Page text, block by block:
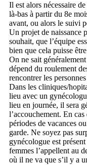
Il est alors nécessaire
là-bas à partir du 8e
avant, ou alors le suivi
Un projet de naissance
souhait, que l’équipe
bien que cela puisse
On ne sait
dépend du roulement
rencontrer les
Dans les cliniques/
lieu avec un
lieu en journée, il sera
l’accouchement. En
périodes de vacances
garde. Ne soyez pas
gynécologue est
femmes l’appellent au
où il ne va que s’il y a